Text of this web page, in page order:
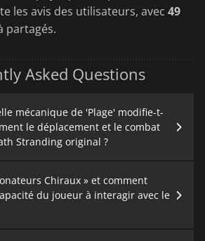
les avis des utilisateurs, avec 49
partagés.
Asked Questions
mécanique de 'Plage' modifie-t-
le déplacement et le combat
Stranding original ?
Chiraux » et comment
du joueur à interagir avec le